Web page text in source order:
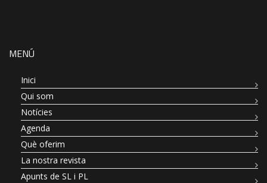
MENÚ
Inici
Qui som
Notícies
Agenda
Què oferim
La nostra revista
Apunts de SL i PL